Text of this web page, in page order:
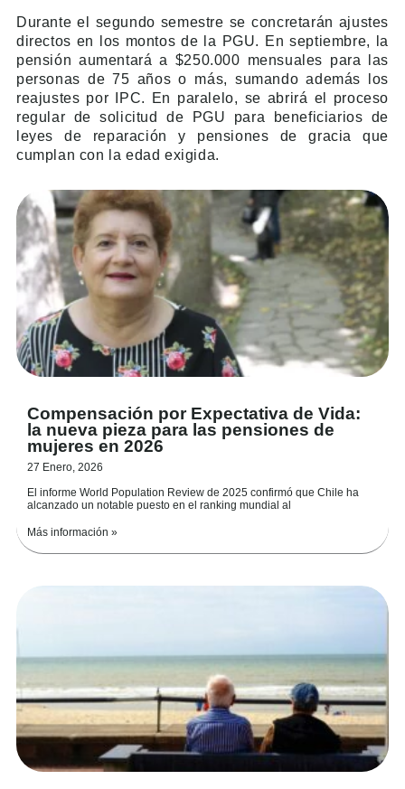
Durante el segundo semestre se concretarán ajustes
directos en los montos de la PGU. En septiembre, la
pensión aumentará a $250.000 mensuales para las
personas de 75 años o más, sumando además los
reajustes por IPC. En paralelo, se abrirá el proceso
regular de solicitud de PGU para beneficiarios de
leyes de reparación y pensiones de gracia que
cumplan con la edad exigida.
Compensación por Expectativa de Vida:
la nueva pieza para las pensiones de
mujeres en 2026
27 Enero, 2026
El informe World Population Review de 2025 confirmó que Chile ha
alcanzado un notable puesto en el ranking mundial al
Más información »